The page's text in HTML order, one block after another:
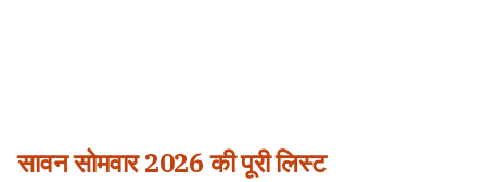
सावन सोमवार 2026 की पूरी लिस्ट